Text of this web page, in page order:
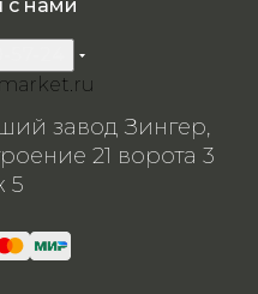
с нами
завод Зингер,
21 ворота 3
5